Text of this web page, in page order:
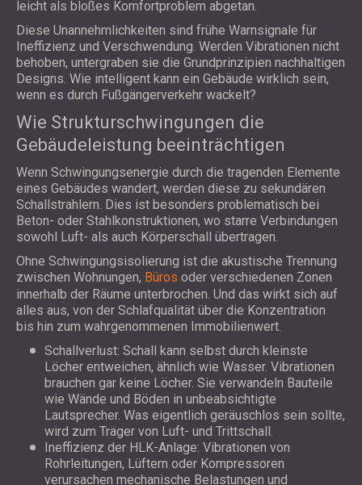
leicht als bloßes Komfortproblem abgetan.
Diese Unannehmlichkeiten sind frühe Warnsignale für
Ineffizienz und Verschwendung. Werden Vibrationen nicht
behoben, untergraben sie die Grundprinzipien nachhaltigen
Designs. Wie intelligent kann ein Gebäude wirklich sein,
wenn es durch Fußgängerverkehr wackelt?
Wie Strukturschwingungen die
Gebäudeleistung beeinträchtigen
Wenn Schwingungsenergie durch die tragenden Elemente
eines Gebäudes wandert, werden diese zu sekundären
Schallstrahlern. Dies ist besonders problematisch bei
Beton- oder Stahlkonstruktionen, wo starre Verbindungen
sowohl Luft- als auch Körperschall übertragen.
Ohne Schwingungsisolierung ist die akustische Trennung
zwischen Wohnungen, Büros oder verschiedenen Zonen
innerhalb der Räume unterbrochen. Und das wirkt sich auf
alles aus, von der Schlafqualität über die Konzentration
bis hin zum wahrgenommenen Immobilienwert.
Schallverlust: Schall kann selbst durch kleinste
Löcher entweichen, ähnlich wie Wasser. Vibrationen
brauchen gar keine Löcher. Sie verwandeln Bauteile
wie Wände und Böden in unbeabsichtigte
Lautsprecher. Was eigentlich geräuschlos sein sollte,
wird zum Träger von Luft- und Trittschall.
Ineffizienz der HLK-Anlage: Vibrationen von
Rohrleitungen, Lüftern oder Kompressoren
verursachen mechanische Belastungen und